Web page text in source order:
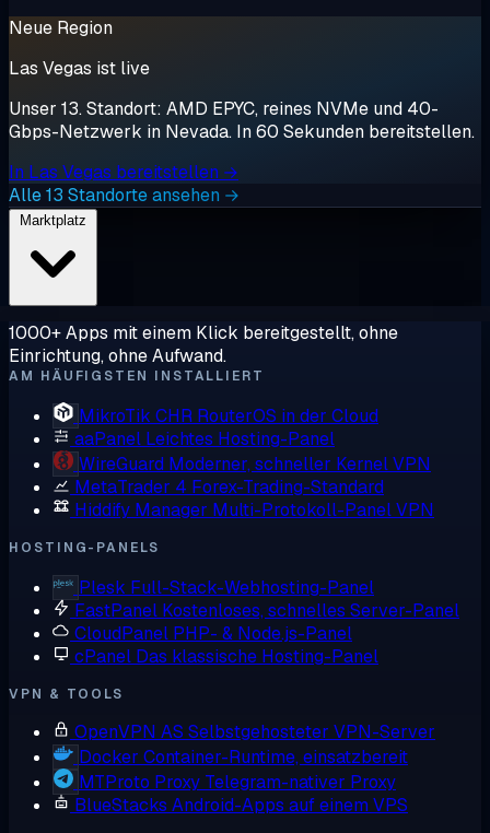
Neue Region
Las Vegas ist live
Unser 13. Standort: AMD EPYC, reines NVMe und 40-
Gbps-Netzwerk in Nevada. In 60 Sekunden bereitstellen.
In Las Vegas bereitstellen →
Alle 13 Standorte ansehen →
1000+ Apps mit einem Klick bereitgestellt, ohne
Einrichtung, ohne Aufwand.
AM HÄUFIGSTEN INSTALLIERT
MikroTik CHR RouterOS in der Cloud
aaPanel Leichtes Hosting-Panel
WireGuard Moderner, schneller Kernel VPN
MetaTrader 4 Forex-Trading-Standard
Hiddify Manager Multi-Protokoll-Panel VPN
HOSTING-PANELS
Plesk Full-Stack-Webhosting-Panel
FastPanel Kostenloses, schnelles Server-Panel
CloudPanel PHP- & Node.js-Panel
cPanel Das klassische Hosting-Panel
VPN & TOOLS
OpenVPN AS Selbstgehosteter VPN-Server
Docker Container-Runtime, einsatzbereit
MTProto Proxy Telegram-nativer Proxy
BlueStacks Android-Apps auf einem VPS